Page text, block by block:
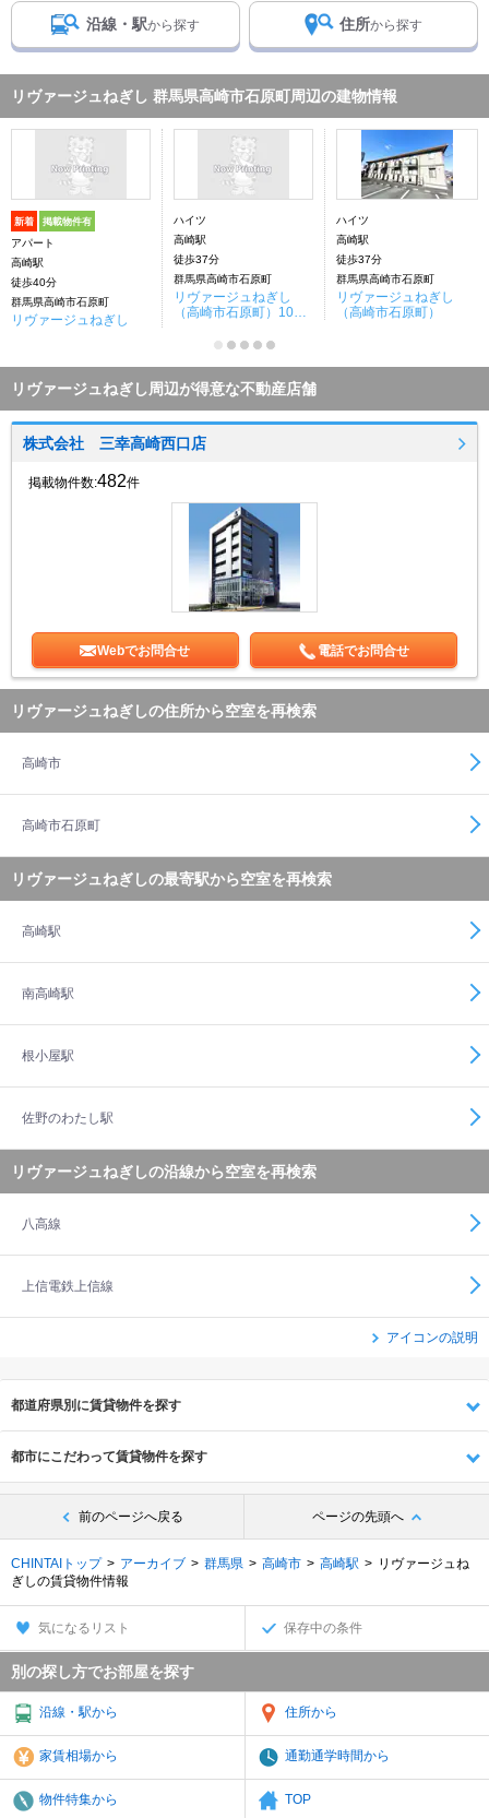
沿線・駅から探す 住所から探す
リヴァージュねぎし 群馬県高崎市石原町周辺の建物情報
新着 掲載物件有
アパート
高崎駅
徒歩40分
群馬県高崎市石原町
リヴァージュねぎし
ハイツ
高崎駅
徒歩37分
群馬県高崎市石原町
リヴァージュねぎし
（高崎市石原町）1010
ハイツ
高崎駅
徒歩37分
群馬県高崎市石原町
リヴァージュねぎし
（高崎市石原町）
リヴァージュねぎし周辺が得意な不動産店舗
株式会社 三幸高崎西口店
掲載物件数:482件
Webでお問合せ 電話でお問合せ
リヴァージュねぎしの住所から空室を再検索
高崎市
高崎市石原町
リヴァージュねぎしの最寄駅から空室を再検索
高崎駅
南高崎駅
根小屋駅
佐野のわたし駅
リヴァージュねぎしの沿線から空室を再検索
八高線
上信電鉄上信線
アイコンの説明
都道府県別に賃貸物件を探す
都市にこだわって賃貸物件を探す
前のページへ戻る ページの先頭へ
CHINTAIトップ アーカイブ 群馬県 高崎市 高崎駅
リヴァージュね
ぎしの賃貸物件情報
気になるリスト 保存中の条件
別の探し方でお部屋を探す
沿線・駅から 住所から
家賃相場から 通勤通学時間から
物件特集から TOP